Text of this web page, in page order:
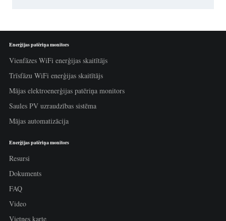
Enerģijas patēriņa monitors
Vienfāzes WiFi enerģijas skaitītājs
Trīsfāzu WiFi enerģijas skaitītājs
Mājas elektroenerģijas patēriņa monitors
Saules PV uzraudzības sistēma
Mājas automatizācija
Enerģijas patēriņa monitors
Resursi
Dokuments
FAQ
Video
Vietnes karte